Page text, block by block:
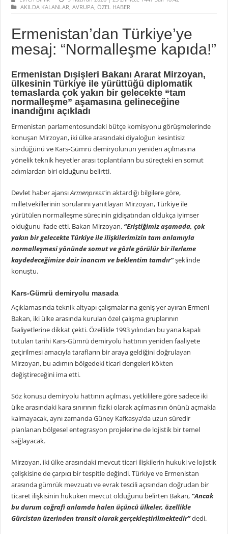
AKILDA KALANLAR,AVRUPA,ÖZEL HABER
Ermenistan’dan Türkiye’ye
mesaj: “Normalleşme kapıda!”
Ermenistan Dışişleri Bakanı Ararat Mirzoyan,
ülkesinin Türkiye ile yürüttüğü diplomatik
temaslarda çok yakın bir gelecekte “tam
normalleşme” aşamasına gelineceğine
inandığını açıkladı
Ermenistan parlamentosundaki bütçe komisyonu görüşmelerinde
konuşan Mirzoyan, iki ülke arasındaki diyaloğun kesintisiz
sürdüğünü ve Kars-Gümrü demiryolunun yeniden açılmasına
yönelik teknik heyetler arası toplantıların bu süreçteki en somut
adımlardan biri olduğunu belirtti.
Devlet haber ajansıArmenpress‘in aktardığı bilgilere göre,
milletvekillerinin sorularını yanıtlayan Mirzoyan, Türkiye ile
yürütülen normalleşme sürecinin gidişatından oldukça iyimser
olduğunu ifade etti. Bakan Mirzoyan, “Eriştiğimiz aşamada, çok
yakın bir gelecekte Türkiye ile ilişkilerimizin tam anlamıyla
normalleşmesi yönünde somut ve gözle görülür bir ilerleme
kaydedeceğimize dair inancım ve beklentim tamdır”şeklinde
konuştu.
Kars-Gümrü demiryolu masada
Açıklamasında teknik altyapı çalışmalarına geniş yer ayıran Ermeni
Bakan, iki ülke arasında kurulan özel çalışma gruplarının
faaliyetlerine dikkat çekti. Özellikle 1993 yılından bu yana kapalı
tutulan tarihi Kars-Gümrü demiryolu hattının yeniden faaliyete
geçirilmesi amacıyla tarafların bir araya geldiğini doğrulayan
Mirzoyan, bu adımın bölgedeki ticari dengeleri kökten
değiştireceğini ima etti.
Söz konusu demiryolu hattının açılması, yetkililere göre sadece iki
ülke arasındaki kara sınırının fiziki olarak açılmasının önünü açmakla
kalmayacak, aynı zamanda Güney Kafkasya’da uzun süredir
planlanan bölgesel entegrasyon projelerine de lojistik bir temel
sağlayacak.
Mirzoyan, iki ülke arasındaki mevcut ticari ilişkilerin hukuki ve lojistik
çelişkisine de çarpıcı bir tespitle değindi. Türkiye ve Ermenistan
arasında gümrük mevzuatı ve evrak tescili açısından doğrudan bir
ticaret ilişkisinin hukuken mevcut olduğunu belirten Bakan, “Ancak
bu durum coğrafi anlamda halen üçüncü ülkeler, özellikle
Gürcistan üzerinden transit olarak gerçekleştirilmektedir”dedi.